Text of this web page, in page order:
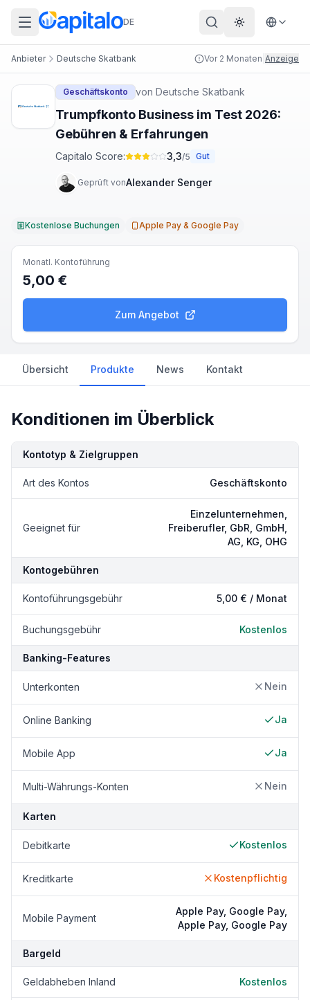
DE Theme
Anbieter Deutsche Skatbank Vor 2 Monaten Anzeige
Geschäftskonto von Deutsche Skatbank
Trumpfkonto Business im Test 2026:
Gebühren & Erfahrungen
Capitalo Score: 3,3/5 Gut
Geprüft vonAlexander Senger
Kostenlose Buchungen Apple Pay & Google Pay
Monatl. Kontoführung
5,00 €
Zum Angebot
Übersicht Produkte News Kontakt
Konditionen im Überblick
KonditionDetails
Kontotyp & Zielgruppen
Art des Kontos Geschäftskonto
Geeignet für
Einzelunternehmen,
Freiberufler, GbR, GmbH,
AG, KG, OHG
Kontogebühren
Kontoführungsgebühr 5,00 € / Monat
Buchungsgebühr Kostenlos
Banking-Features
Unterkonten Nein
Online Banking Ja
Mobile App Ja
Multi-Währungs-Konten Nein
Karten
Debitkarte Kostenlos
Kreditkarte Kostenpflichtig
Mobile Payment
Apple Pay, Google Pay,
Apple Pay, Google Pay
Bargeld
Geldabheben Inland Kostenlos